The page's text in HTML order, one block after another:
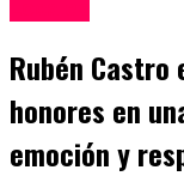
Rubén
honores en
emoción y